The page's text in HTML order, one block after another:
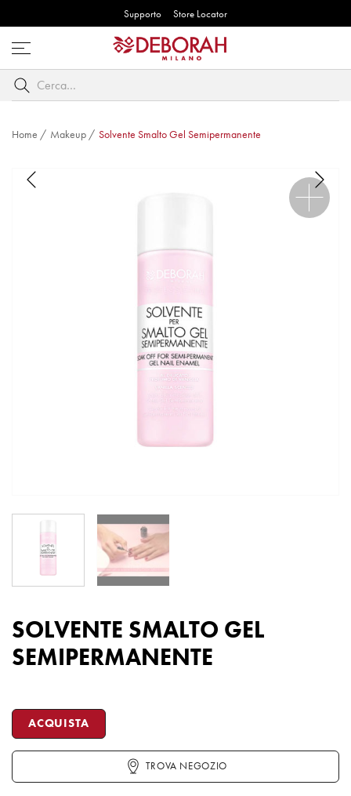
Supporto Store Locator
Apri
menu
Cerca
per
chiave
Home / Makeup/ Solvente Smalto Gel Semipermanente
SOLVENTE SMALTO GEL
SEMIPERMANENTE
SMALTO
GEL
SEMIPERMANENTE
ACQUISTA
TROVA NEGOZIO